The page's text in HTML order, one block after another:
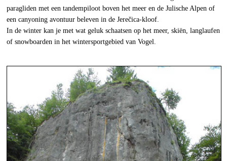
paragliden met een tandempiloot boven het meer en de Julische Alpen of
een canyoning avontuur beleven in de Jerečica-kloof.
In de winter kan je met wat geluk schaatsen op het meer, skiën, langlaufen
of snowboarden in het wintersportgebied van Vogel.